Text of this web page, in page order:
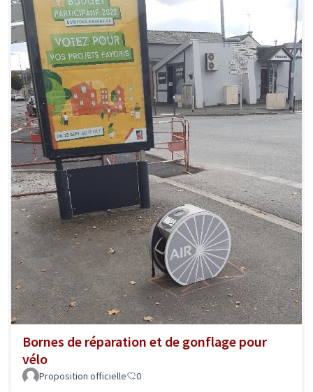
Bornes de réparation et de gonflage pour
vélo
Proposition officielle 0